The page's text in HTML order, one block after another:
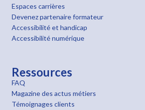
Espaces carrières
Devenez partenaire formateur
Accessibilité et handicap
Accessibilité numérique
Ressources
FAQ
Magazine des actus métiers
Témoignages clients